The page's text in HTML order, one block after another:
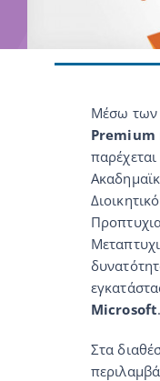
Μέσω των
Premium
Microsoft.
Στα